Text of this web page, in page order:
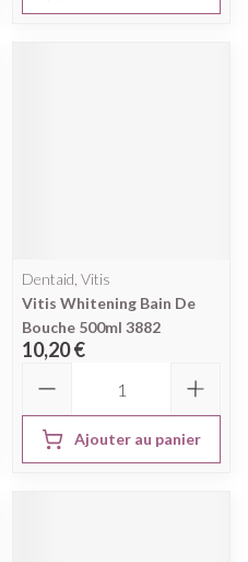
Dentaid, Vitis
Vitis Whitening Bain De
Bouche 500ml 3882
10,20 €
Ajouter au panier